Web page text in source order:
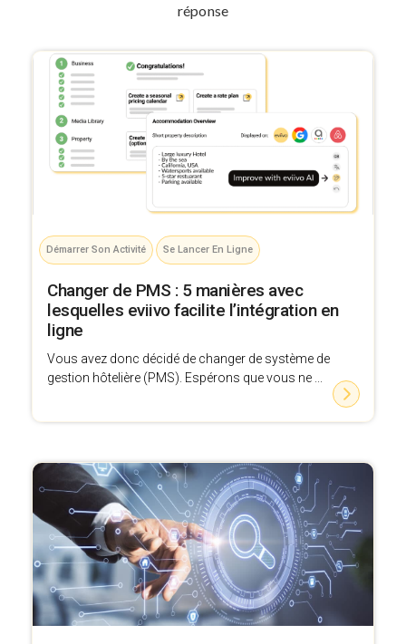
réponse
Démarrer Son Activité Se Lancer En Ligne
Changer de PMS : 5 manières avec
lesquelles eviivo facilite l’intégration en
ligne
Vous avez donc décidé de changer de système de
gestion hôtelière (PMS). Espérons que vous ne ...